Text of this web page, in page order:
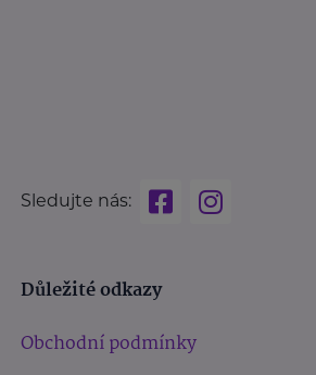
Sledujte nás:
Důležité odkazy
Obchodní podmínky